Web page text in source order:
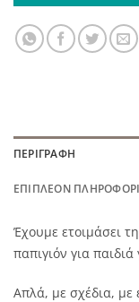
ΠΕΡΙΓΡΑΦΉ
ΕΠΙΠΛΈΟΝ
Έχουμε ετοιμάσει
παπιγιόν για
Απλά, με σχέδια, με